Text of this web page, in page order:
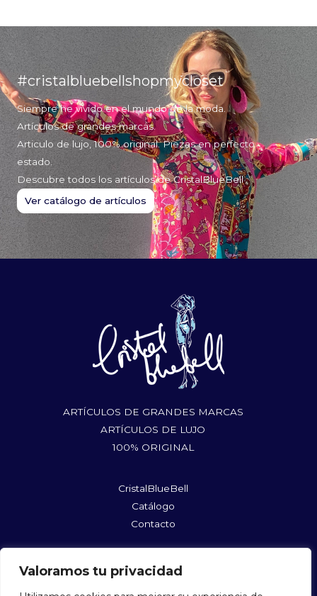
Valoramos tu privacidad
#cristalbluebellshopmycloset
Siempre he vivido en el mundo de la moda.
Artículos de grandes marcas.
Articulo de lujo, 100% original. Piezas en perfecto
estado.
Descubre todos los artículos de CristalBlueBell
Ver catálogo de artículos
ARTÍCULOS DE GRANDES MARCAS
ARTÍCULOS DE LUJO
100% ORIGINAL
CristalBlueBell
Catálogo
Contacto
@cristalbluebellshopmycloset
@cristalbluebell